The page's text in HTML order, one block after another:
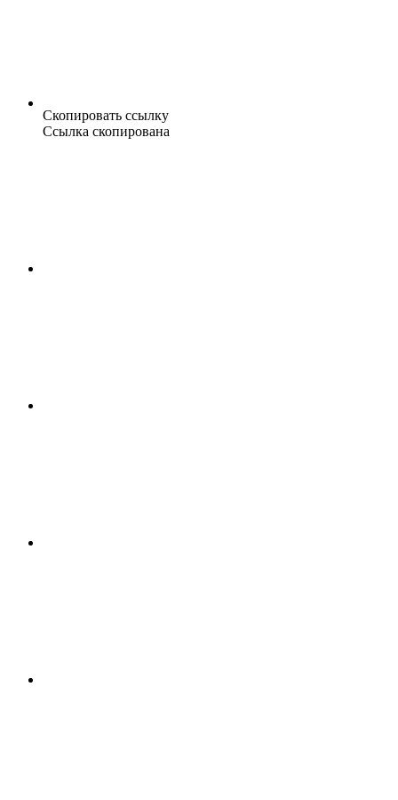
Скопировать ссылку
Ссылка скопирована